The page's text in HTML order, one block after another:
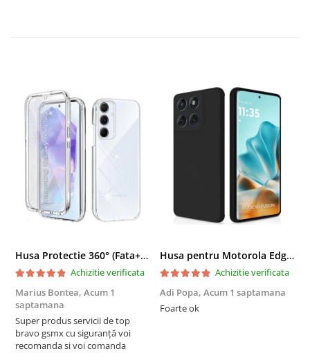
Husa Protectie 360° (Fata+Spate) compatibila Samsung Galaxy A55 5G, Transparanta, Protectie Completa
Achizitie verificata
Marius Bontea, Acum 1
saptamana
Super produs servicii de top
bravo gsmx cu siguranță voi
recomanda si voi comanda
Husa pentru Motorola Edge 60 Fusion din sIlicon catifelat cu interior din microfibra si protectie la camere - Negru
Achizitie verificata
Adi Popa, Acum 1 saptamana
Foarte ok